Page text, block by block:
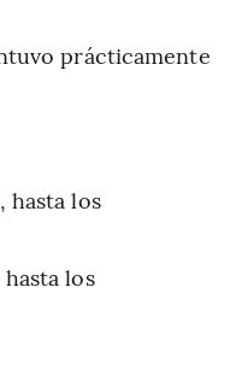
prácticamente
hasta los
los